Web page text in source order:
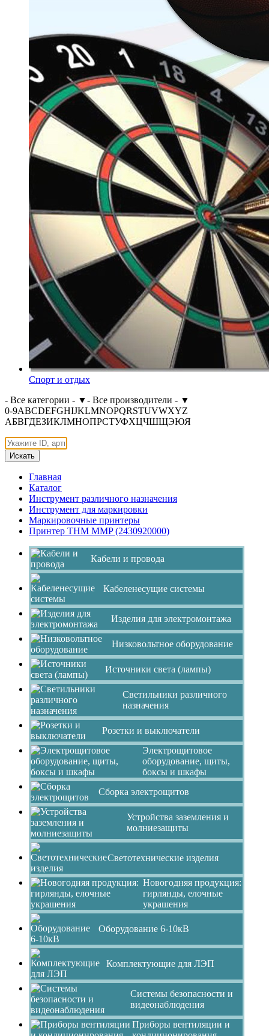
Спорт и отдых
- Все категории - ▼- Все производители - ▼
0-9ABCDEFGHIJKLMNOPQRSTUVWXYZ
АБВГДЕЗИКЛМНОПРСТУФХЦЧШЩЭЮЯ
Искать
Главная
Каталог
Инструмент различного назначения
Инструмент для маркировки
Маркировочные принтеры
Принтер THM MMP (2430920000)
Кабели и провода
Кабеленесущие системы
Изделия для электромонтажа
Низковольтное оборудование
Источники света (лампы)
Светильники различного
назначения
Розетки и выключатели
Электрощитовое
оборудование, щиты,
боксы и шкафы
Сборка электрощитов
Устройства заземления и
молниезащиты
Светотехнические изделия
Новогодняя продукция:
гирлянды, елочные
украшения
Оборудование 6-10кВ
Комплектующие для ЛЭП
Системы безопасности и
видеонаблюдения
Приборы вентиляции и